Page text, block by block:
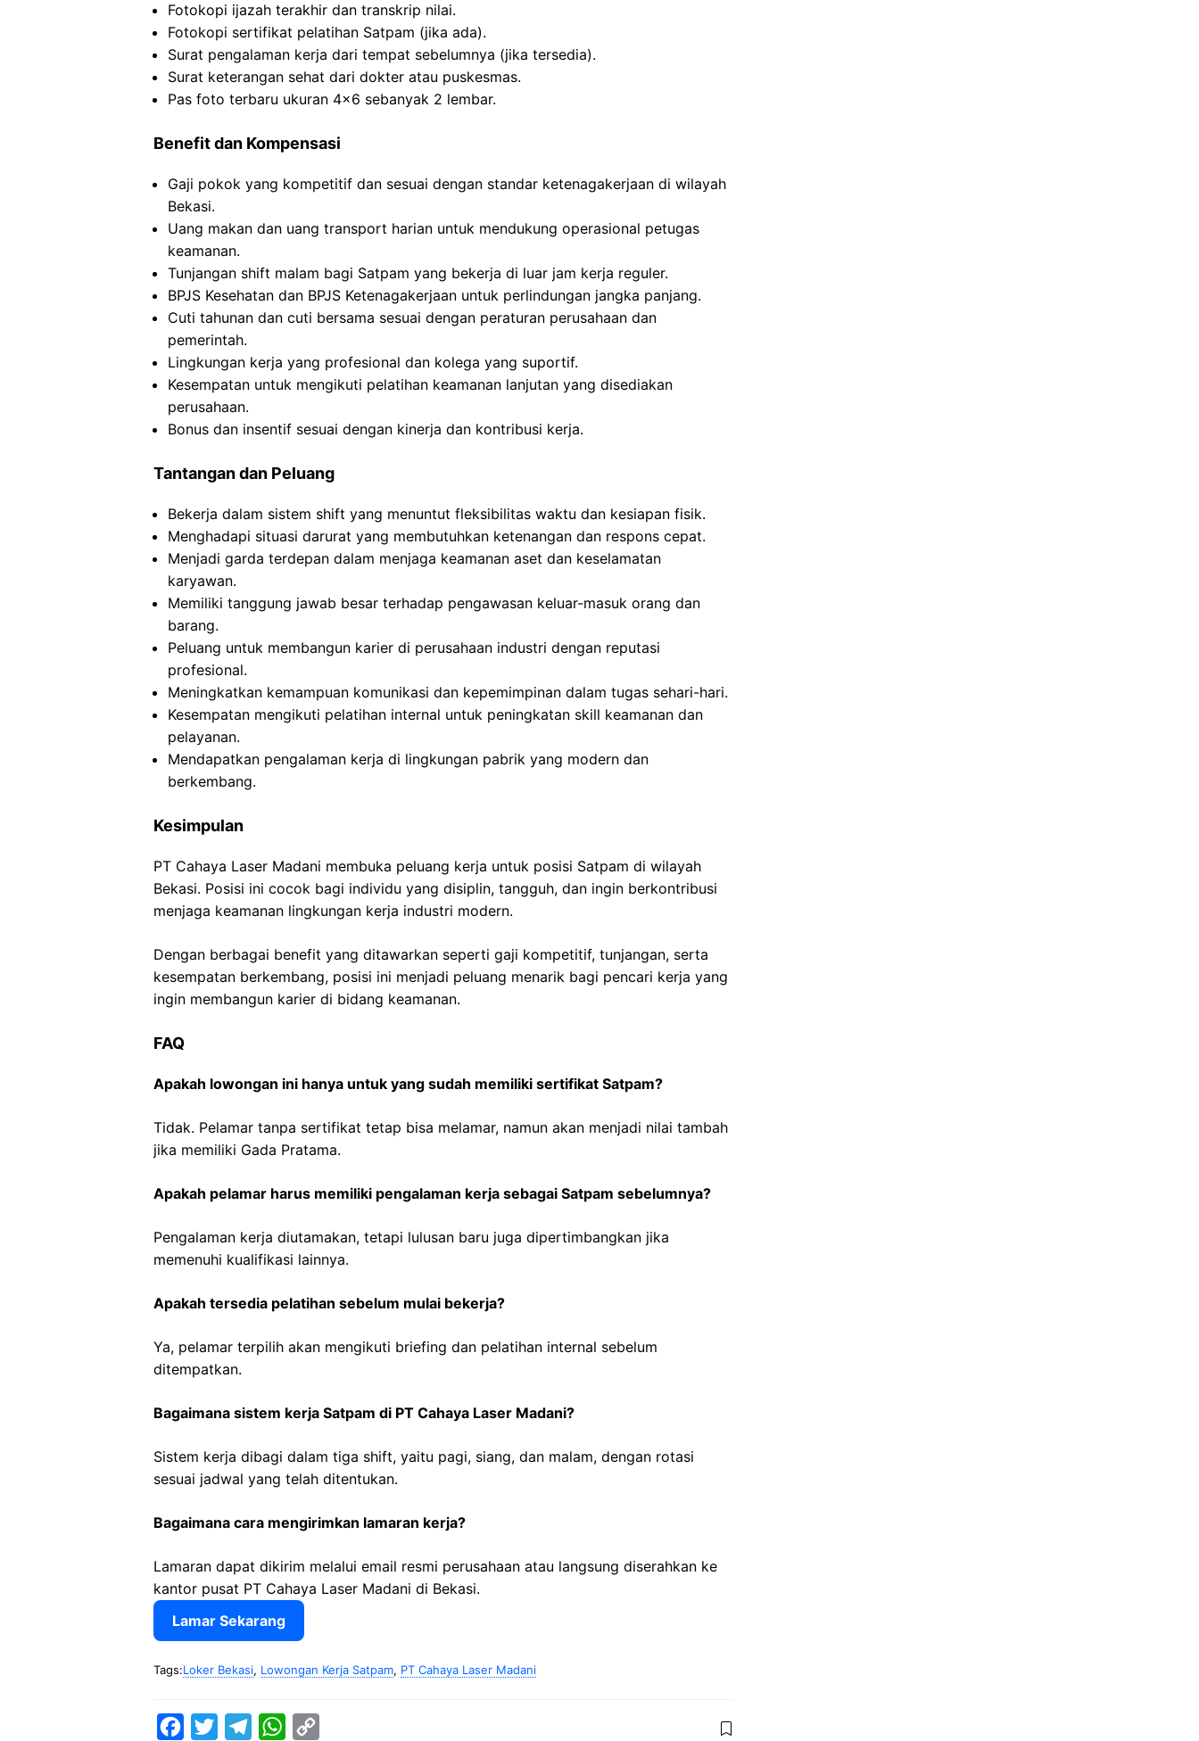
Fotokopi ijazah terakhir dan transkrip nilai.
Fotokopi sertifikat pelatihan Satpam (jika ada).
Surat pengalaman kerja dari tempat sebelumnya (jika tersedia).
Surat keterangan sehat dari dokter atau puskesmas.
Pas foto terbaru ukuran 4×6 sebanyak 2 lembar.
Benefit dan Kompensasi
Gaji pokok yang kompetitif dan sesuai dengan standar ketenagakerjaan di wilayah
Bekasi.
Uang makan dan uang transport harian untuk mendukung operasional petugas
keamanan.
Tunjangan shift malam bagi Satpam yang bekerja di luar jam kerja reguler.
BPJS Kesehatan dan BPJS Ketenagakerjaan untuk perlindungan jangka panjang.
Cuti tahunan dan cuti bersama sesuai dengan peraturan perusahaan dan
pemerintah.
Lingkungan kerja yang profesional dan kolega yang suportif.
Kesempatan untuk mengikuti pelatihan keamanan lanjutan yang disediakan
perusahaan.
Bonus dan insentif sesuai dengan kinerja dan kontribusi kerja.
Tantangan dan Peluang
Bekerja dalam sistem shift yang menuntut fleksibilitas waktu dan kesiapan fisik.
Menghadapi situasi darurat yang membutuhkan ketenangan dan respons cepat.
Menjadi garda terdepan dalam menjaga keamanan aset dan keselamatan
karyawan.
Memiliki tanggung jawab besar terhadap pengawasan keluar-masuk orang dan
barang.
Peluang untuk membangun karier di perusahaan industri dengan reputasi
profesional.
Meningkatkan kemampuan komunikasi dan kepemimpinan dalam tugas sehari-hari.
Kesempatan mengikuti pelatihan internal untuk peningkatan skill keamanan dan
pelayanan.
Mendapatkan pengalaman kerja di lingkungan pabrik yang modern dan
berkembang.
Kesimpulan
PT Cahaya Laser Madani membuka peluang kerja untuk posisi Satpam di wilayah
Bekasi. Posisi ini cocok bagi individu yang disiplin, tangguh, dan ingin berkontribusi
menjaga keamanan lingkungan kerja industri modern.
Dengan berbagai benefit yang ditawarkan seperti gaji kompetitif, tunjangan, serta
kesempatan berkembang, posisi ini menjadi peluang menarik bagi pencari kerja yang
ingin membangun karier di bidang keamanan.
FAQ
Apakah lowongan ini hanya untuk yang sudah memiliki sertifikat Satpam?
Tidak. Pelamar tanpa sertifikat tetap bisa melamar, namun akan menjadi nilai tambah
jika memiliki Gada Pratama.
Apakah pelamar harus memiliki pengalaman kerja sebagai Satpam sebelumnya?
Pengalaman kerja diutamakan, tetapi lulusan baru juga dipertimbangkan jika
memenuhi kualifikasi lainnya.
Apakah tersedia pelatihan sebelum mulai bekerja?
Ya, pelamar terpilih akan mengikuti briefing dan pelatihan internal sebelum
ditempatkan.
Bagaimana sistem kerja Satpam di PT Cahaya Laser Madani?
Sistem kerja dibagi dalam tiga shift, yaitu pagi, siang, dan malam, dengan rotasi
sesuai jadwal yang telah ditentukan.
Bagaimana cara mengirimkan lamaran kerja?
Lamaran dapat dikirim melalui email resmi perusahaan atau langsung diserahkan ke
kantor pusat PT Cahaya Laser Madani di Bekasi.
Lamar Sekarang
Tags:Loker Bekasi, Lowongan Kerja Satpam, PT Cahaya Laser Madani
W